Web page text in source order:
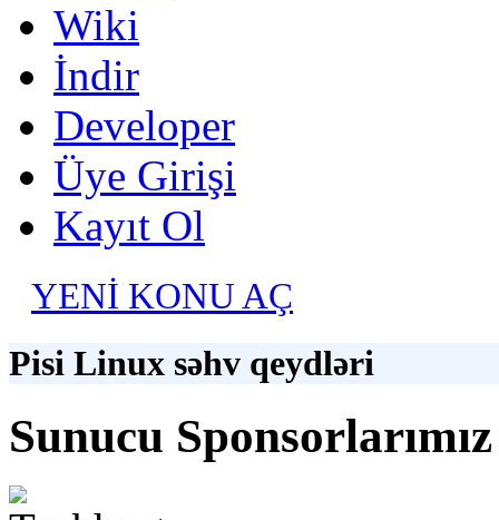
Wiki
İndir
Developer
Üye Girişi
Kayıt Ol
YENİ KONU AÇ
Pisi Linux səhv qeydləri
Sunucu Sponsorlarımız